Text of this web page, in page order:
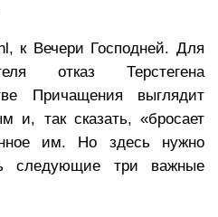
к Вечери Господней. Для
отказ Терстегена
Причащения выглядит
и, так сказать, «бросает
им. Но здесь нужно
следующие три важные